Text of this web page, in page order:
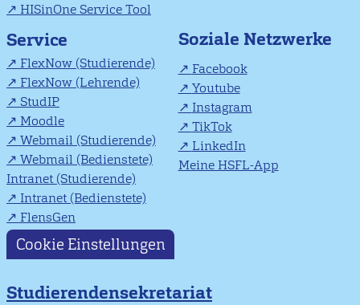
HISinOne Service Tool
Service
FlexNow (Studierende)
FlexNow (Lehrende)
StudIP
Moodle
Webmail (Studierende)
Webmail (Bedienstete)
Intranet (Studierende)
Intranet (Bedienstete)
FlensGen
Soziale Netzwerke
Facebook
Youtube
Instagram
TikTok
LinkedIn
Meine HSFL-App
Cookie Einstellungen
Studierendensekretariat